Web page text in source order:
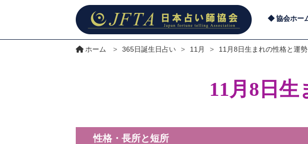
協会ホー
ホーム > 365日誕生日占い > 11月 > 11月8日生まれの性格と運勢
11月8日
性格・長所と短所